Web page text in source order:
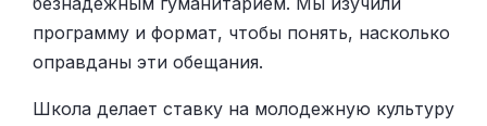
программу и формат, чтобы понять, насколько
оправданы эти обещания.
Школа делает ставку на молодежную культуру